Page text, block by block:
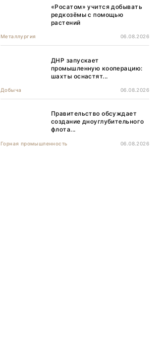
«Росатом» учится добывать
редкозёмы с помощью
растений
Металлургия 06.08.2026
ДНР запускает
промышленную кооперацию:
шахты оснастят...
Добыча 06.08.2026
Правительство обсуждает
создание дноуглубительного
флота...
Горная промышленность 06.08.2026